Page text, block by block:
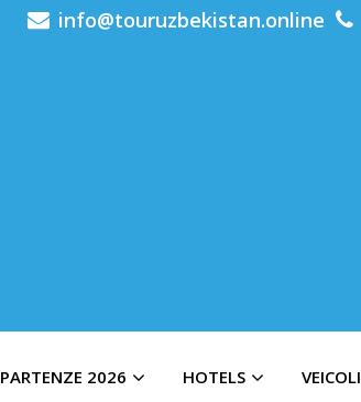
info@touruzbekistan.online
PARTENZE 2026 HOTELS VEICOLI